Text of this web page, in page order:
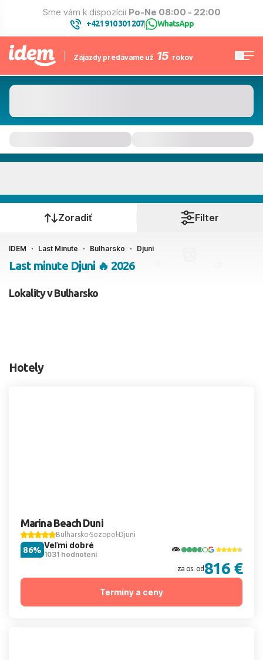
Sme vám k dispozícii Po-Ne 08:00 - 22:00
+421 910 301 207| WhatsApp
Zájazdy predávame už 15 rokov
Kedy cestujete?
Ako cestujete?
2 dospelí, 0 deti
Zoradiť Filter
IDEM Last Minute Bulharsko Djuni
Last minute Djuni 🔥 2026
Lokality v Bulharsko
Hotely
Marina Beach Duni
Bulharsko Sozopol Djuni
Veľmi dobré
1031 hodnotení
86%
za os. od 816 €
Termíny a ceny